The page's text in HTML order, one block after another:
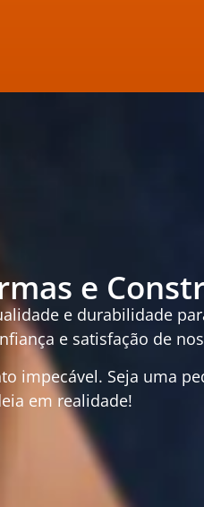
e
e durabilidade
e satisfação de
impecável. Seja uma
em realidade!